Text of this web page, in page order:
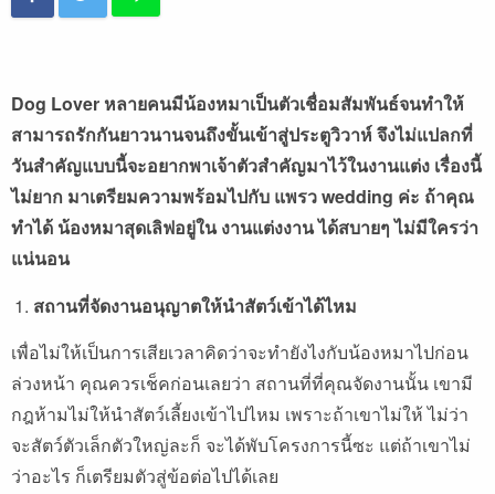
Dog Lover หลายคนมีน้องหมาเป็นตัวเชื่อมสัมพันธ์จนทำให้
สามารถรักกันยาวนานจนถึงขั้นเข้าสู่ประตูวิวาห์ จึงไม่แปลกที่
วันสำคัญแบบนี้จะอยากพาเจ้าตัวสำคัญมาไว้ในงานแต่ง เรื่องนี้
ไม่ยาก มาเตรียมความพร้อมไปกับ แพรว wedding ค่ะ ถ้าคุณ
ทำได้ น้องหมาสุดเลิฟอยู่ใน งานแต่งงาน ได้สบายๆ ไม่มีใครว่า
แน่นอน
สถานที่จัดงานอนุญาตให้นำสัตว์เข้าได้ไหม
เพื่อไม่ให้เป็นการเสียเวลาคิดว่าจะทำยังไงกับน้องหมาไปก่อน
ล่วงหน้า คุณควรเช็คก่อนเลยว่า สถานที่ที่คุณจัดงานนั้น เขามี
กฎห้ามไม่ให้นำสัตว์เลี้ยงเข้าไปไหม เพราะถ้าเขาไม่ให้ ไม่ว่า
จะสัตว์ตัวเล็กตัวใหญ่ละก็ จะได้พับโครงการนี้ซะ แต่ถ้าเขาไม่
ว่าอะไร ก็เตรียมตัวสู่ข้อต่อไปได้เลย